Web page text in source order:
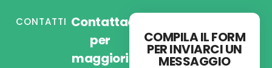
CONTATTI Contattaci
per
maggiori
COMPILA IL FORM
PER INVIARCI UN
MESSAGGIO